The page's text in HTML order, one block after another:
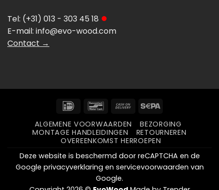
Tel: (+31) 013 - 303 45 18
E-mail: info@evo-wood.com
Contact →
IDeal Bancontact
Cash
Delivery
Sepa
ALGEMENE VOORWAARDEN
BEZORGING
MONTAGE HANDLEIDINGEN
RETOURNEREN
OVEREENKOMST HERROEPEN
Deze website is beschermd door reCAPTCHA en de
Google privacyverklaring en servicevoorwaarden van
Google.